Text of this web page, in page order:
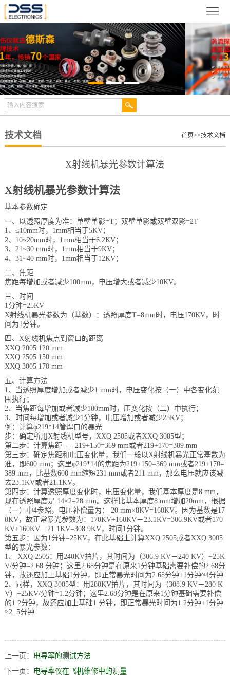
首
页
于
德
斯
森
新
闻
动
态
产
品
展
检
测
合
心
文
档
务
与
支
持
联
系
德
斯
森
技术文档 首页>>技术文档
X射线机暴光参数计算法
X射线机暴光参数计算法
基本参数确定
一、以透照厚度为准：单壁单影=T；双壁单影或双壁双影=2T
1 、 ≤10mm 时， 1mm相当于5KV；
2、 10~20mm 时， 1mm相当于6.2KV；
3、 21~30 mm 时， 1mm相当于9KV；
4、 31~40 mm 时， 1mm相当于12KV；
二、焦距
焦距每增加或者减少100mm ，电压增大或者减少10KV。
三、时间
1 分钟=25KV
X射线机暴光参数为（基数）：透照厚度T=8mm 时，电压170KV，时
间为1 分钟。
四、 X射线机焦点到窗口的距离
XXQ 2005 120 mm
XXQ 2505 150 mm
XXQ 3005 170 mm
五、计算方法
1 、当透照厚度增加或者减少1 mm 时，电压变化按（一）中各变化范
围执行；
2、当焦距每增加或者减少100mm 时，压变化按（二）中执行；
3、时间每增加或者减少1 分钟，电压增加或者减少25KV；
例：计算φ219*14管焊口的暴光
步：确定所用 X射线机型号， XXQ 2505或者XXQ 3005型；
第二步：计算焦距-----219+150=369 mm或者219+170=389 mm
第三步：确定焦距和电压变化量，我们一般以 X射线机暴光正常基数为
准，即600 mm ；这里φ219*14的焦距为219+150=369 mm或者219+170=
389 mm ，比基数600 mm缩短231 mm或者211 mm ，那么电压就应该减
去23.1KV或者21.1KV。
第四步：计算透照厚度变化时，电压变化量，我们基本厚度是8 mm ，
现在透照厚度是 14×2=28 mm。这样比基本厚度8 mm增加 20mm ，根据
（一）中4参照，电压补偿量为： 20 mm×8KV=160KV。因为基数是17
0KV，故正常暴光参数为： 170KV+160KV－ 23.1KV=306.9KV或者170
KV+160KV－ 21.1KV=308.9KV，时间 1 分钟。
第五步：因为1 分钟=25KV，在此基础上计算XXQ 2505或者XXQ 3005
型的暴光参数：
1 、 XXQ 2505：用 240KV拍片，其时间为（306.9 KV－ 240 KV） ÷25K
V/分钟=2.68 分钟；这里2.68分钟是在原来1 分钟基础需要补偿的2.68分
钟，故还应加上基础1 分钟，即正常暴光时间为2.68分钟+1 分钟≈4分钟
2、同样， XXQ 3005型：用 280KV拍片，其时间为（308.9 KV－ 280 K
V） ÷25KV/分钟=1.2分钟；这里2.68分钟是在原来1 分钟基础需要补偿
的1.2分钟，故还应加上基础1 分钟，即正常暴光时间为1.2分钟+1 分钟
≈2..5分钟
上一页：
电导率的测试方法
下一页：
电导率仪在飞机维修中的测量